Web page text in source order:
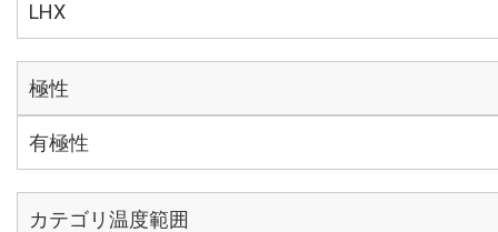
LHX
極性
有極性
カテゴリ温度範囲